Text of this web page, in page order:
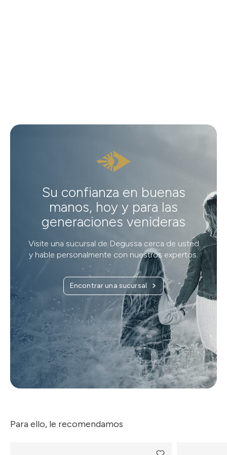
Su confianza en buenas
manos, hoy y para las
generaciones venideras
Visite una sucursal de Degussa cerca de usted
y hable personalmente con nuestros expertos.
Encontrar una sucursal
Para ello, le recomendamos